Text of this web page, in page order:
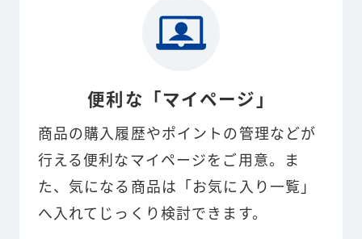
便利な「マイページ」
商品の購入履歴やポイントの管理などが
行える便利なマイページをご用意。ま
た、気になる商品は「お気に入り一覧」
へ入れてじっくり検討できます。